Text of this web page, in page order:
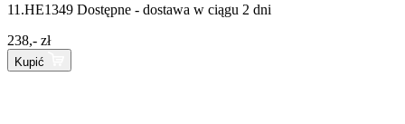
11.HE1349 Dostępne - dostawa w ciągu 2 dni
238,- zł
Kupić